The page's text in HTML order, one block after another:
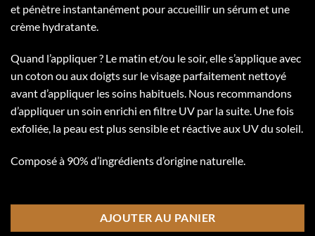
et pénètre instantanément pour accueillir un sérum et une
crème hydratante.
Quand l’appliquer ? Le matin et/ou le soir, elle s’applique avec
un coton ou aux doigts sur le visage parfaitement nettoyé
avant d’appliquer les soins habituels. Nous recommandons
d’appliquer un soin enrichi en filtre UV par la suite. Une fois
exfoliée, la peau est plus sensible et réactive aux UV du soleil.
Composé à 90% d’ingrédients d’origine naturelle.
AJOUTER AU PANIER